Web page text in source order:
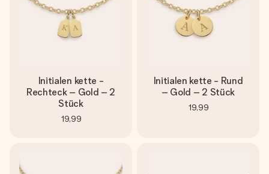
Initialen kette -
Rechteck – Gold – 2
Stück
19,99
Initialen kette - Rund
– Gold – 2 Stück
19,99